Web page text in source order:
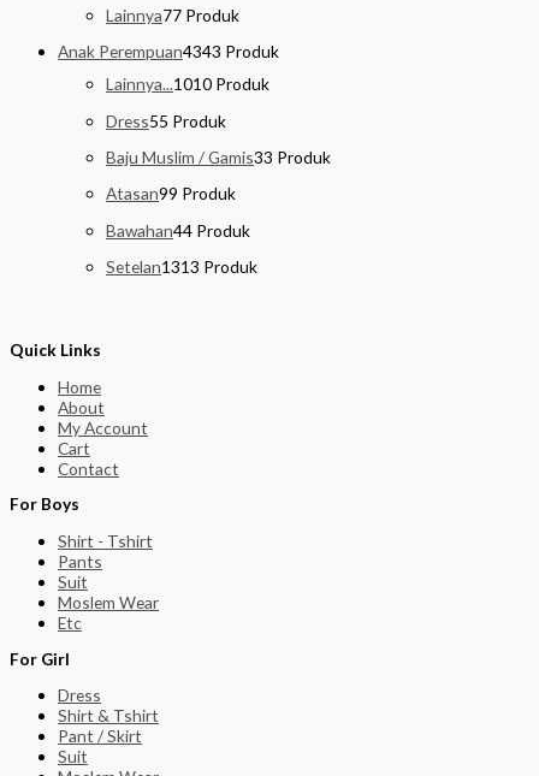
Lainnya77 Produk
Anak Perempuan4343 Produk
Lainnya...1010 Produk
Dress55 Produk
Baju Muslim / Gamis33 Produk
Atasan99 Produk
Bawahan44 Produk
Setelan1313 Produk
Quick Links
Home
About
My Account
Cart
Contact
For Boys
Shirt - Tshirt
Pants
Suit
Moslem Wear
Etc
For Girl
Dress
Shirt & Tshirt
Pant / Skirt
Suit